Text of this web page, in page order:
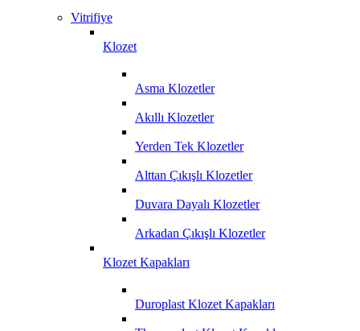
Vitrifiye
Klozet
Asma Klozetler
Akıllı Klozetler
Yerden Tek Klozetler
Alttan Çıkışlı Klozetler
Duvara Dayalı Klozetler
Arkadan Çıkışlı Klozetler
Klozet Kapakları
Duroplast Klozet Kapakları